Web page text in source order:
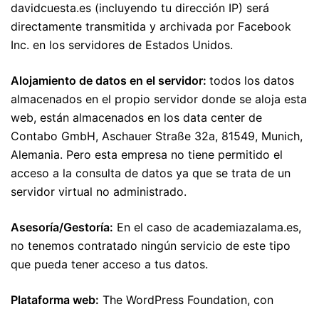
davidcuesta.es (incluyendo tu dirección IP) será
directamente transmitida y archivada por Facebook
Inc. en los servidores de Estados Unidos.
Alojamiento de datos en el servidor: todos los datos
almacenados en el propio servidor donde se aloja esta
web, están almacenados en los data center de
Contabo GmbH, Aschauer Straße 32a, 81549, Munich,
Alemania. Pero esta empresa no tiene permitido el
acceso a la consulta de datos ya que se trata de un
servidor virtual no administrado.
Asesoría/Gestoría: En el caso de academiazalama.es,
no tenemos contratado ningún servicio de este tipo
que pueda tener acceso a tus datos.
Plataforma web: The WordPress Foundation, con